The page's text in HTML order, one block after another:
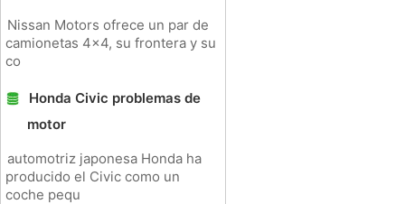
Nissan Motors ofrece un par de
camionetas 4x4, su frontera y su
co
Honda Civic problemas de
motor
automotriz japonesa Honda ha
producido el Civic como un
coche pequ